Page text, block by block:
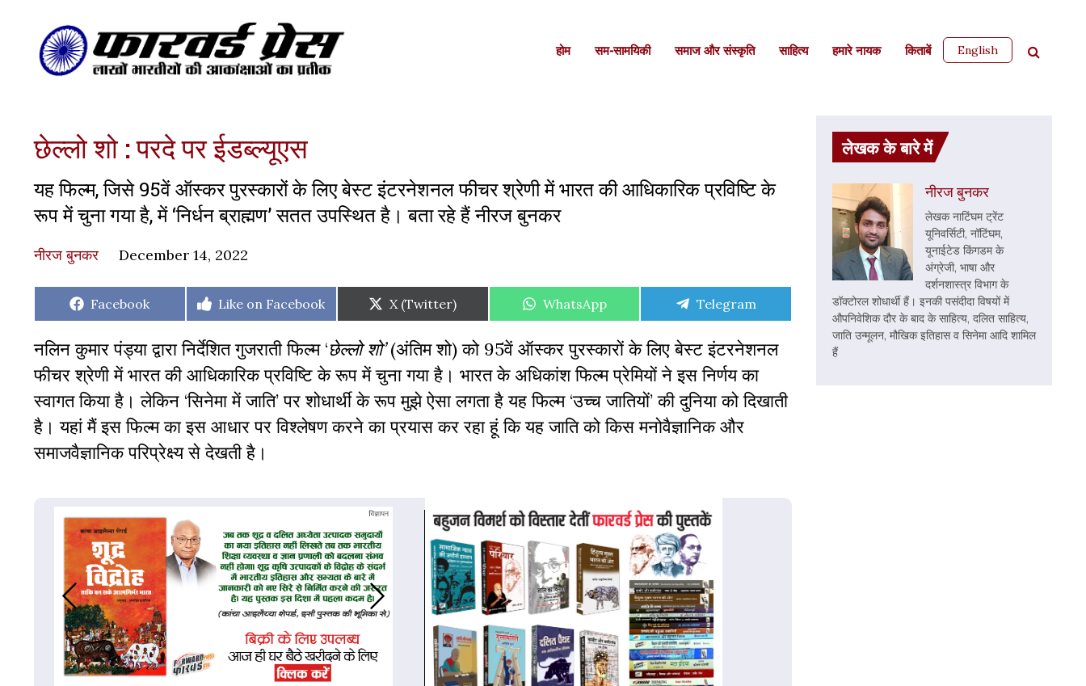
होम सम-सामयिकी समाज और संस्कृति साहित्‍य हमारे नायक किताबें English
छेल्लो शो : परदे पर ईडब्ल्यूएस
यह फिल्म, जिसे 95वें ऑस्कर पुरस्कारों के लिए बेस्ट इंटरनेशनल फीचर श्रेणी में भारत की आधिकारिक प्रविष्टि के
रूप में चुना गया है, में ‘निर्धन ब्राह्मण’ सतत उपस्थित है। बता रहे हैं नीरज बुनकर
नीरज बुनकर December 14, 2022
Share
Facebook
Share
Like on Facebook
Share
on
X (Twitter)
Share
WhatsApp
Share
Telegram
नलिन कुमार पंड्या द्वारा निर्देशित गुजराती फिल्म ‘छेल्लो शो’(अंतिम शो) को 95वें ऑस्कर पुरस्कारों के लिए बेस्ट इंटरनेशनल
फीचर श्रेणी में भारत की आधिकारिक प्रविष्टि के रूप में चुना गया है। भारत के अधिकांश फिल्म प्रेमियों ने इस निर्णय का
स्वागत किया है। लेकिन ‘सिनेमा में जाति’ पर शोधार्थी के रूप मुझे ऐसा लगता है यह फिल्म ‘उच्च जातियों’ की दुनिया को दिखाती
है। यहां मैं इस फिल्म का इस आधार पर विश्लेषण करने का प्रयास कर रहा हूं कि यह जाति को किस मनोवैज्ञानिक और
समाजवैज्ञानिक परिप्रेक्ष्य से देखती है।
लेखक के बारे में
नीरज बुनकर
लेखक नाटिंघम ट्रेंट
यूनिवर्सिटी, नॉटिंघम,
यूनाईटेड किंगडम के
अंग्रेजी, भाषा और
दर्शनशास्त्र विभाग के
डॉक्टोरल शोधार्थी हैं। इनकी पसंदीदा विषयों में
औपनिवेशिक दौर के बाद के साहित्य, दलित साहित्य,
जाति उन्मूलन, मौखिक इतिहास व सिनेमा आदि शामिल
हैं